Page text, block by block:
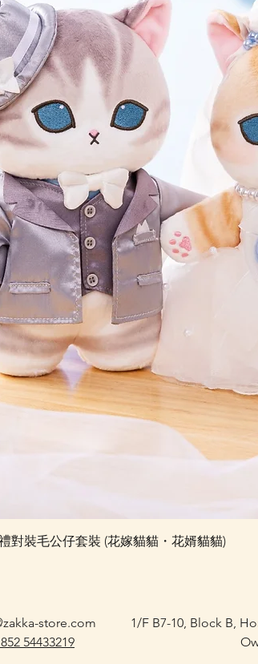
快速瀏覽
對裝毛公仔套裝 (花嫁貓貓・花婿貓貓)
store.com
54433219
1/F B7-10, Block B,